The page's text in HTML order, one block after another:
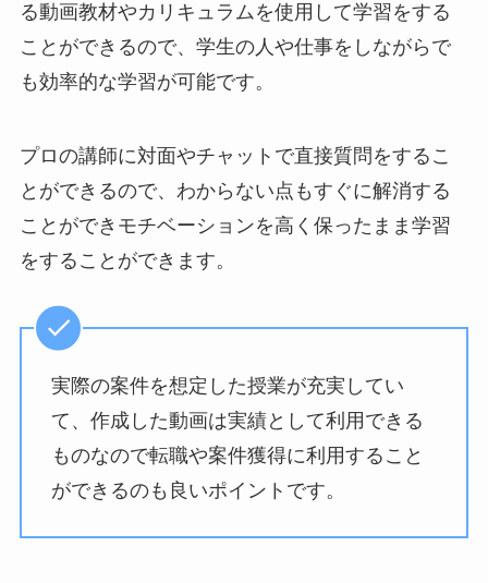
る動画教材やカリキュラムを使用して学習をする
ことができるので、学生の人や仕事をしながらで
も効率的な学習が可能です。
プロの講師に対面やチャットで直接質問をするこ
とができるので、わからない点もすぐに解消する
ことができモチベーションを高く保ったまま学習
をすることができます。
実際の案件を想定した授業が充実してい
て、作成した動画は実績として利用できる
ものなので転職や案件獲得に利用すること
ができるのも良いポイントです。